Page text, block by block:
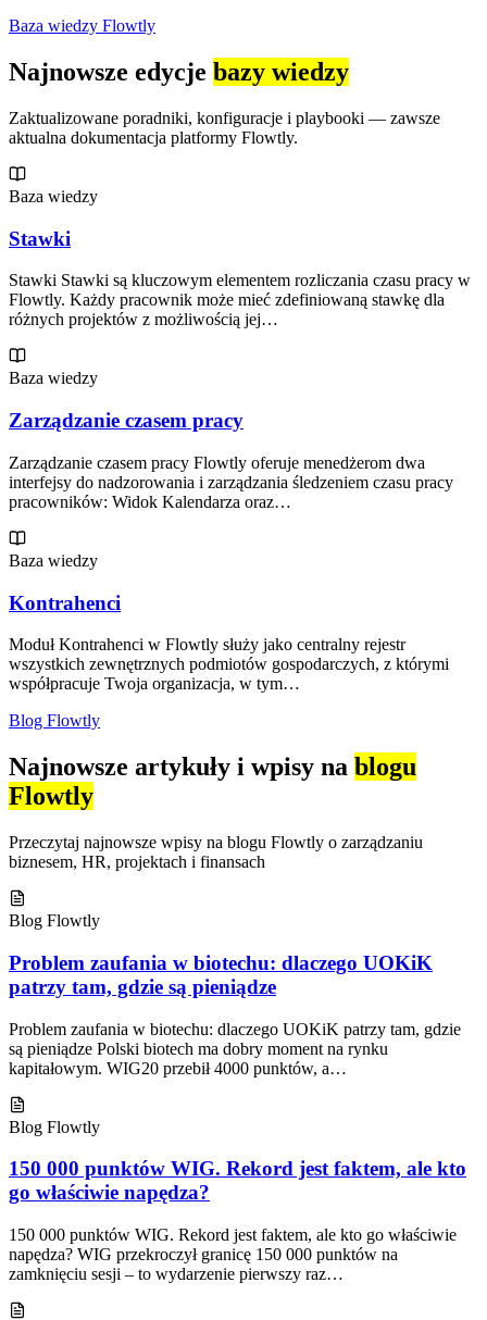
Baza wiedzy Flowtly
Najnowsze edycje bazy wiedzy
Zaktualizowane poradniki, konfiguracje i playbooki — zawsze
aktualna dokumentacja platformy Flowtly.
Baza wiedzy
Stawki
Stawki Stawki są kluczowym elementem rozliczania czasu pracy w
Flowtly. Każdy pracownik może mieć zdefiniowaną stawkę dla
różnych projektów z możliwością jej…
Baza wiedzy
Zarządzanie czasem pracy
Zarządzanie czasem pracy Flowtly oferuje menedżerom dwa
interfejsy do nadzorowania i zarządzania śledzeniem czasu pracy
pracowników: Widok Kalendarza oraz…
Baza wiedzy
Kontrahenci
Moduł Kontrahenci w Flowtly służy jako centralny rejestr
wszystkich zewnętrznych podmiotów gospodarczych, z którymi
współpracuje Twoja organizacja, w tym…
Blog Flowtly
Najnowsze artykuły i wpisy na blogu
Flowtly
Przeczytaj najnowsze wpisy na blogu Flowtly o zarządzaniu
biznesem, HR, projektach i finansach
Blog Flowtly
Problem zaufania w biotechu: dlaczego UOKiK
patrzy tam, gdzie są pieniądze
Problem zaufania w biotechu: dlaczego UOKiK patrzy tam, gdzie
są pieniądze Polski biotech ma dobry moment na rynku
kapitałowym. WIG20 przebił 4000 punktów, a…
Blog Flowtly
150 000 punktów WIG. Rekord jest faktem, ale kto
go właściwie napędza?
150 000 punktów WIG. Rekord jest faktem, ale kto go właściwie
napędza? WIG przekroczył granicę 150 000 punktów na
zamknięciu sesji – to wydarzenie pierwszy raz…